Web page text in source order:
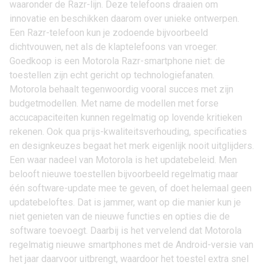
waaronder de Razr-lijn. Deze telefoons draaien om
innovatie en beschikken daarom over unieke ontwerpen.
Een Razr-telefoon kun je zodoende bijvoorbeeld
dichtvouwen, net als de klaptelefoons van vroeger.
Goedkoop is een Motorola Razr-smartphone niet: de
toestellen zijn echt gericht op technologiefanaten.
Motorola behaalt tegenwoordig vooral succes met zijn
budgetmodellen. Met name de modellen met forse
accucapaciteiten kunnen regelmatig op lovende kritieken
rekenen. Ook qua prijs-kwaliteitsverhouding, specificaties
en designkeuzes begaat het merk eigenlijk nooit uitglijders.
Een waar nadeel van Motorola is het updatebeleid. Men
belooft nieuwe toestellen bijvoorbeeld regelmatig maar
één software-update mee te geven, of doet helemaal geen
updatebeloftes. Dat is jammer, want op die manier kun je
niet genieten van de nieuwe functies en opties die de
software toevoegt. Daarbij is het vervelend dat Motorola
regelmatig nieuwe smartphones met de Android-versie van
het jaar daarvoor uitbrengt, waardoor het toestel extra snel